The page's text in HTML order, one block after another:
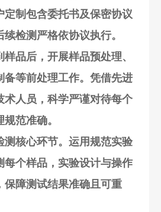
定制包含委托书及保密协议
检测严格依协议执行。
样品后，开展样品预处理、
备等前处理工作。凭借先进
术人员，科学严谨对待每个
范准确。
测核心环节。运用规范实验
每个样品，实验设计与操作
保障测试结果准确且可重